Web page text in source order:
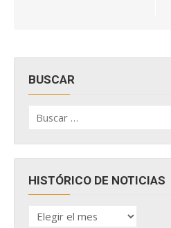
BUSCAR
por:
HISTÓRICO DE NOTICIAS
HISTÓRICO
DE